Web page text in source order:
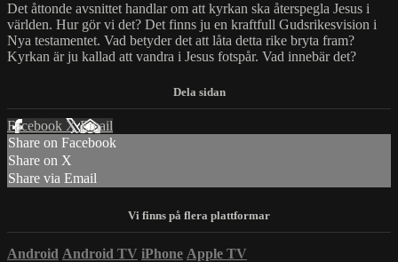
Det åttonde avsnittet handlar om att kyrkan ska återspegla Jesus i
världen. Hur gör vi det? Det finns ju en kraftfull Gudsrikesvision i
Nya testamentet. Vad betyder det att låta detta rike bryta fram?
Kyrkan är ju kallad att vandra i Jesus fotspår. Vad innebär det?
Facebook XEmail
Share on Facebook
Share on X
Share via Email
Android Android TV iPhone Apple TV